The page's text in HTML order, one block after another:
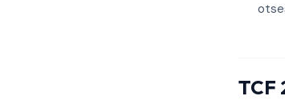
TCF